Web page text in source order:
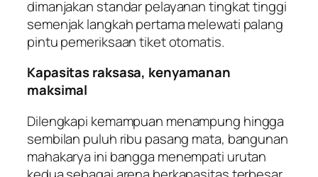
dimanjakan standar pelayanan tingkat tinggi
semenjak langkah pertama melewati palang
pintu pemeriksaan tiket otomatis.
Kapasitas raksasa, kenyamanan
maksimal
Dilengkapi kemampuan menampung hingga
sembilan puluh ribu pasang mata, bangunan
mahakarya ini bangga menempati urutan